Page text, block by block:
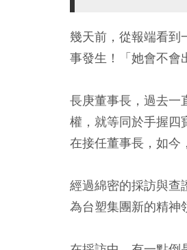
幾天前，從報端看到
事發生！「她會不會
長庚董事長，過去一
權，就等同於手握四
在接任董事長，如今
經過綿密的採訪與查
為台塑集團新的精神